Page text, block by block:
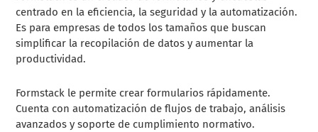
centrado en la eficiencia, la seguridad y la automatización.
Es para empresas de todos los tamaños que buscan
simplificar la recopilación de datos y aumentar la
productividad.
Formstack le permite crear formularios rápidamente.
Cuenta con automatización de flujos de trabajo, análisis
avanzados y soporte de cumplimiento normativo.